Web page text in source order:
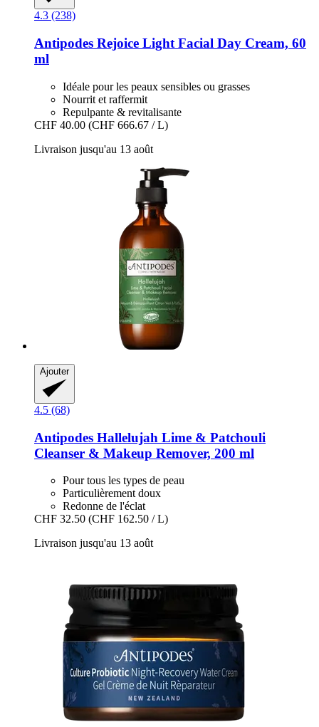
4.3 (238)
Antipodes Rejoice Light Facial Day Cream, 60
ml
Idéale pour les peaux sensibles ou grasses
Nourrit et raffermit
Repulpante & revitalisante
CHF 40.00 (CHF 666.67 / L)
Livraison jusqu'au 13 août
Ajouter
4.5 (68)
Antipodes Hallelujah Lime & Patchouli
Cleanser & Makeup Remover, 200 ml
Pour tous les types de peau
Particulièrement doux
Redonne de l'éclat
CHF 32.50 (CHF 162.50 / L)
Livraison jusqu'au 13 août